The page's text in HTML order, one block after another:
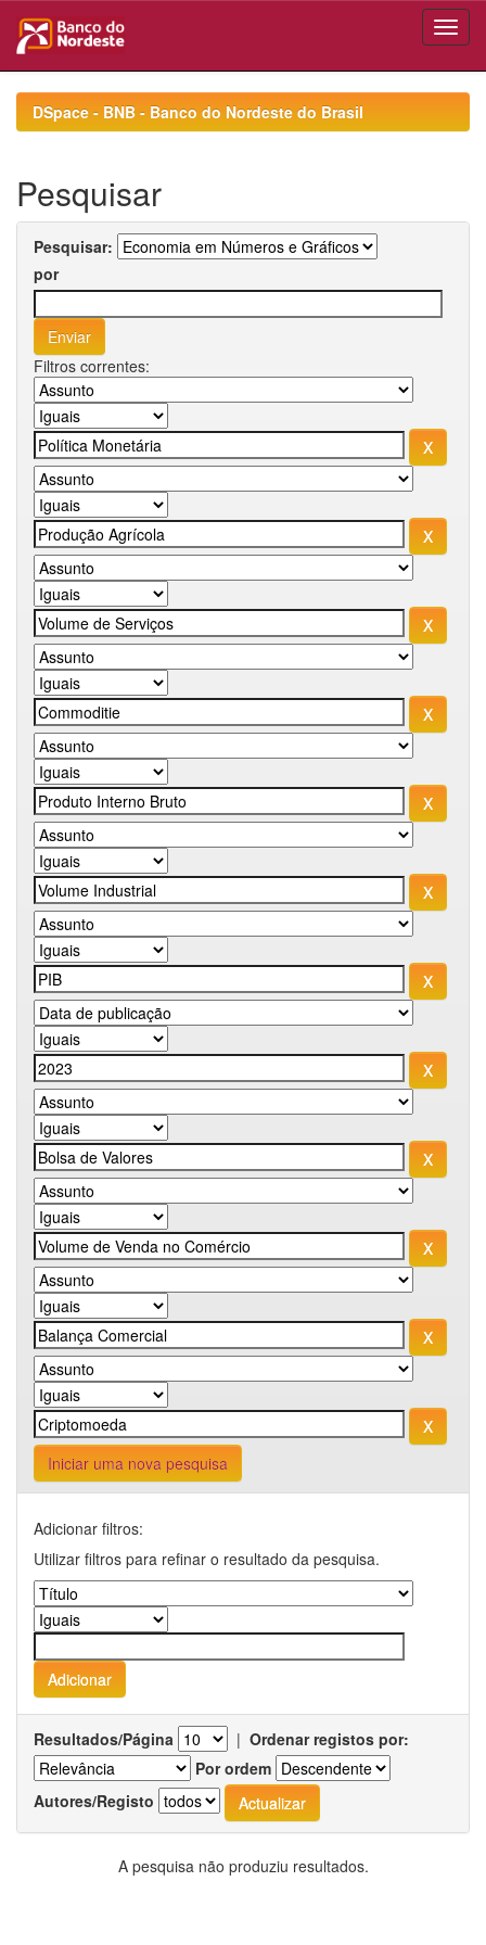
navigationDSpace - BNB - Banco do Nordeste do Brasil
Pesquisar
Pesquisar:
por
Filtros correntes:
Iniciar uma nova pesquisa
Adicionar filtros:
Utilizar filtros para refinar o resultado da pesquisa.
Resultados/Página | Ordenar registos por:
Por ordem
Autores/Registo
A pesquisa não produziu resultados.